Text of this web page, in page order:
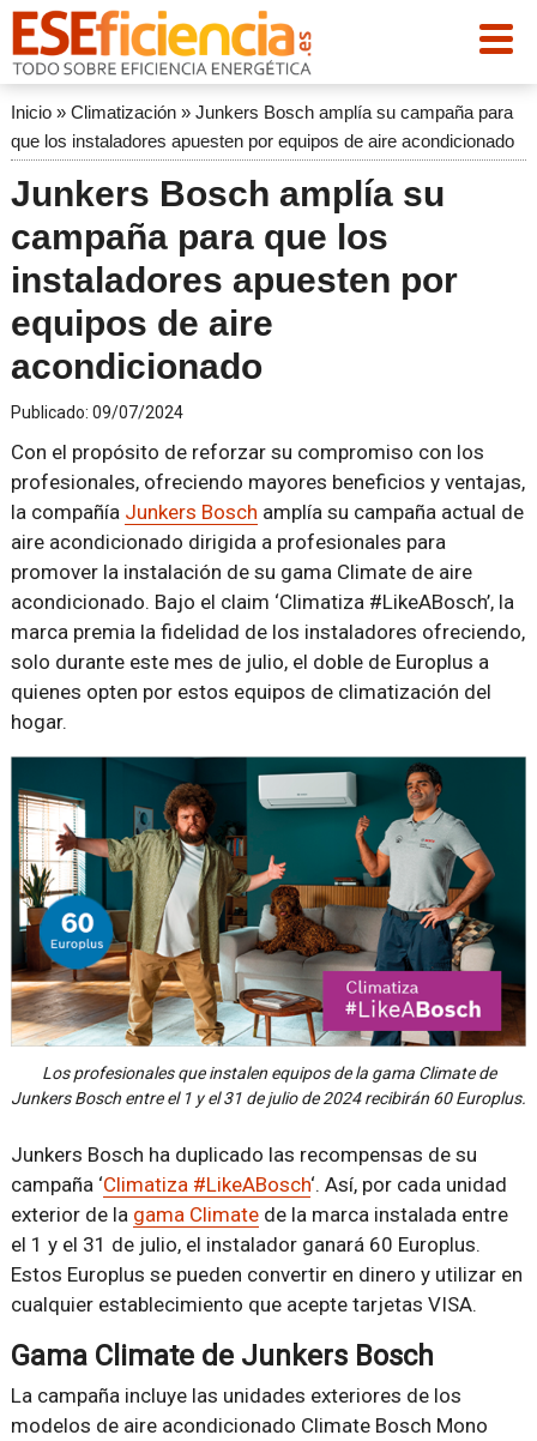
Inicio» Climatización» Junkers Bosch amplía su campaña para
que los instaladores apuesten por equipos de aire acondicionado
Junkers Bosch amplía su
campaña para que los
instaladores apuesten por
equipos de aire
acondicionado
Publicado: 09/07/2024
Con el propósito de reforzar su compromiso con los
profesionales, ofreciendo mayores beneficios y ventajas,
la compañía Junkers Bosch amplía su campaña actual de
aire acondicionado dirigida a profesionales para
promover la instalación de su gama Climate de aire
acondicionado. Bajo el claim ‘Climatiza #LikeABosch’, la
marca premia la fidelidad de los instaladores ofreciendo,
solo durante este mes de julio, el doble de Europlus a
quienes opten por estos equipos de climatización del
hogar.
Los profesionales que instalen equipos de la gama Climate de
Junkers Bosch entre el 1 y el 31 de julio de 2024 recibirán 60 Europlus.
Junkers Bosch ha duplicado las recompensas de su
campaña ‘Climatiza #LikeABosch‘. Así, por cada unidad
exterior de la gama Climatede la marca instalada entre
el 1 y el 31 de julio, el instalador ganará 60 Europlus.
Estos Europlus se pueden convertir en dinero y utilizar en
cualquier establecimiento que acepte tarjetas VISA.
Gama Climate de Junkers Bosch
La campaña incluye las unidades exteriores de los
modelos de aire acondicionado Climate Bosch Mono